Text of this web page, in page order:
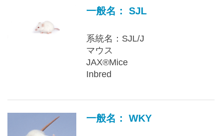
一般名： SJL
系統名：SJL/J
マウス
JAX®Mice
Inbred
一般名： WKY